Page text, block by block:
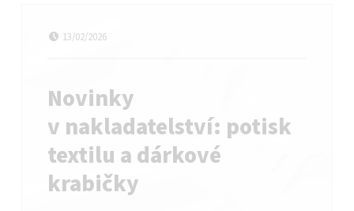
Datum publikování
13/02/2026
Novinky
v nakladatelství: potisk
textilu a dárkové
krabičky